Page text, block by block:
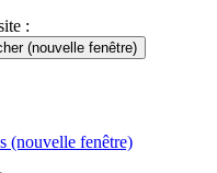
:
(nouvelle fenêtre)
(nouvelle fenêtre)